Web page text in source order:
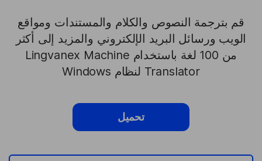
قم بترجمة النصوص والكلام والمستندات ومواقع
الويب ورسائل البريد الإلكتروني والمزيد إلى أكثر
من 100 لغة باستخدام Lingvanex Machine
Translator لنظام Windows
تحميل